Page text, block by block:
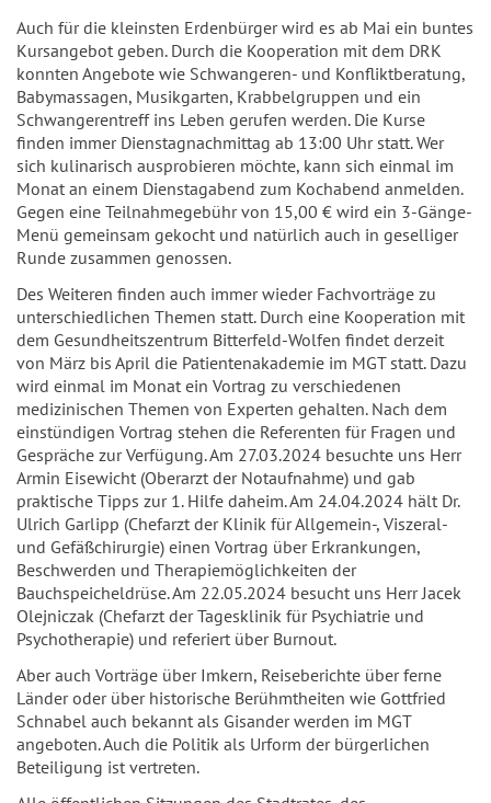
Auch für die kleinsten Erdenbürger wird es ab Mai ein buntes
Kursangebot geben. Durch die Kooperation mit dem DRK
konnten Angebote wie Schwangeren- und Konfliktberatung,
Babymassagen, Musikgarten, Krabbelgruppen und ein
Schwangerentreff ins Leben gerufen werden. Die Kurse
finden immer Dienstagnachmittag ab 13:00 Uhr statt. Wer
sich kulinarisch ausprobieren möchte, kann sich einmal im
Monat an einem Dienstagabend zum Kochabend anmelden.
Gegen eine Teilnahmegebühr von 15,00 € wird ein 3-Gänge-
Menü gemeinsam gekocht und natürlich auch in geselliger
Runde zusammen genossen.
Des Weiteren finden auch immer wieder Fachvorträge zu
unterschiedlichen Themen statt. Durch eine Kooperation mit
dem Gesundheitszentrum Bitterfeld-Wolfen findet derzeit
von März bis April die Patientenakademie im MGT statt. Dazu
wird einmal im Monat ein Vortrag zu verschiedenen
medizinischen Themen von Experten gehalten. Nach dem
einstündigen Vortrag stehen die Referenten für Fragen und
Gespräche zur Verfügung. Am 27.03.2024 besuchte uns Herr
Armin Eisewicht (Oberarzt der Notaufnahme) und gab
praktische Tipps zur 1. Hilfe daheim. Am 24.04.2024 hält Dr.
Ulrich Garlipp (Chefarzt der Klinik für Allgemein-, Viszeral-
und Gefäßchirurgie) einen Vortrag über Erkrankungen,
Beschwerden und Therapiemöglichkeiten der
Bauchspeicheldrüse. Am 22.05.2024 besucht uns Herr Jacek
Olejniczak (Chefarzt der Tagesklinik für Psychiatrie und
Psychotherapie) und referiert über Burnout.
Aber auch Vorträge über Imkern, Reiseberichte über ferne
Länder oder über historische Berühmtheiten wie Gottfried
Schnabel auch bekannt als Gisander werden im MGT
angeboten. Auch die Politik als Urform der bürgerlichen
Beteiligung ist vertreten.